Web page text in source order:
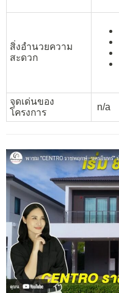
สิ่งอำนวยความ
สะดวก
จุดเด่นของ
โครงการ
n/a